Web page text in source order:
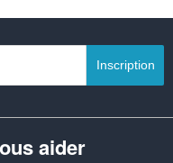
Inscription
aider